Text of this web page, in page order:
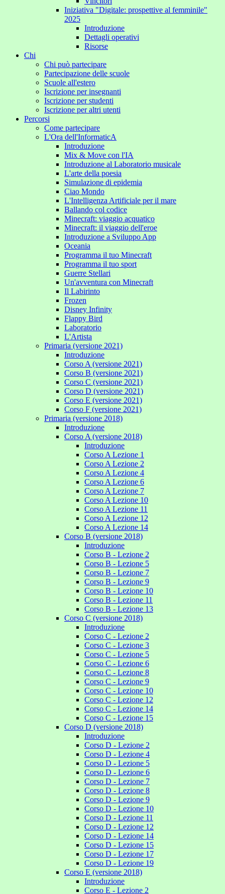
Iniziativa "Digitale: prospettive al femminile"
2025
Introduzione
Dettagli operativi
Risorse
Chi
Chi può partecipare
Partecipazione delle scuole
Scuole all'estero
Iscrizione per insegnanti
Iscrizione per studenti
Iscrizione per altri utenti
Percorsi
Come partecipare
L'Ora dell'InformaticA
Introduzione
Mix & Move con l'IA
Introduzione al Laboratorio musicale
L'arte della poesia
Simulazione di epidemia
Ciao Mondo
L'Intelligenza Artificiale per il mare
Ballando col codice
Minecraft: viaggio acquatico
Minecraft: il viaggio dell'eroe
Introduzione a Sviluppo App
Oceania
Programma il tuo Minecraft
Programma il tuo sport
Guerre Stellari
Un'avventura con Minecraft
Il Labirinto
Frozen
Disney Infinity
Flappy Bird
Laboratorio
L'Artista
Primaria (versione 2021)
Introduzione
Corso A (versione 2021)
Corso B (versione 2021)
Corso C (versione 2021)
Corso D (versione 2021)
Corso E (versione 2021)
Corso F (versione 2021)
Primaria (versione 2018)
Introduzione
Corso A (versione 2018)
Introduzione
Corso A Lezione 1
Corso A Lezione 2
Corso A Lezione 4
Corso A Lezione 6
Corso A Lezione 7
Corso A Lezione 10
Corso A Lezione 11
Corso A Lezione 12
Corso A Lezione 14
Corso B (versione 2018)
Introduzione
Corso B - Lezione 2
Corso B - Lezione 5
Corso B - Lezione 7
Corso B - Lezione 9
Corso B - Lezione 10
Corso B - Lezione 11
Corso B - Lezione 13
Corso C (versione 2018)
Introduzione
Corso C - Lezione 2
Corso C - Lezione 3
Corso C - Lezione 5
Corso C - Lezione 6
Corso C - Lezione 8
Corso C - Lezione 9
Corso C - Lezione 10
Corso C - Lezione 12
Corso C - Lezione 14
Corso C - Lezione 15
Corso D (versione 2018)
Introduzione
Corso D - Lezione 2
Corso D - Lezione 4
Corso D - Lezione 5
Corso D - Lezione 6
Corso D - Lezione 7
Corso D - Lezione 8
Corso D - Lezione 9
Corso D - Lezione 10
Corso D - Lezione 11
Corso D - Lezione 12
Corso D - Lezione 14
Corso D - Lezione 15
Corso D - Lezione 17
Corso D - Lezione 19
Corso E (versione 2018)
Introduzione
Corso E - Lezione 2